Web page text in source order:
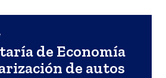
de Economía
de autos